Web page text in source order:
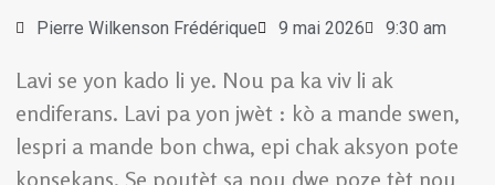
Pierre Wilkenson Frédérique 9 mai 2026 9:30 am
Lavi se yon kado li ye. Nou pa ka viv li ak
endiferans. Lavi pa yon jwèt : kò a mande swen,
lespri a mande bon chwa, epi chak aksyon pote
konsekans. Se poutèt sa nou dwe poze tèt nou